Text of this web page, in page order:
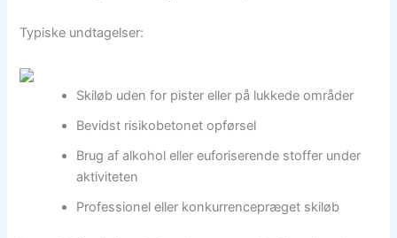
Typiske undtagelser:
Skiløb uden for pister eller på lukkede områder
Bevidst risikobetonet opførsel
Brug af alkohol eller euforiserende stoffer under
aktiviteten
Professionel eller konkurrencepræget skiløb